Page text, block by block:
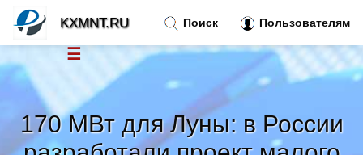
170 МВт для Луны: в России
Поиск Пользователям
KXMNT.RU
☰
Тренды новостей »